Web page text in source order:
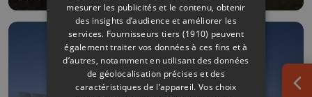
prototypemesurer les publicités et le contenu, obtenir
des insights d’audience et améliorer les
services. Fournisseurs tiers (1910) peuvent
également traiter vos données à ces fins et à
d’autres, notamment en utilisant des données
de géolocalisation précises et des
caractéristiques de l’appareil. Vos choix